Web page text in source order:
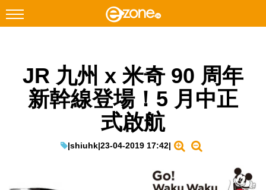
Facebook Instagram
科技焦點
JR 九州 x 米奇 90 周年
新幹線登場！5 月中正
式啟航
|shiuhk|23-04-2019 17:42|